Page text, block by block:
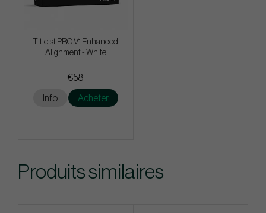
Titleist PRO V1 Enhanced
Alignment - White
€58
Info Acheter
Produits similaires